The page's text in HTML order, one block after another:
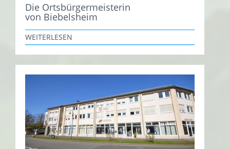
Die Ortsbürgermeisterin
von Biebelsheim
WEITERLESEN